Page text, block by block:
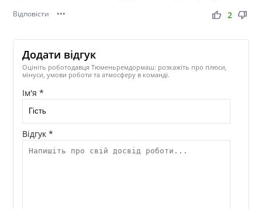
Відповісти ••• thumb_up thumb_down
2
Додати відгук
Оцініть роботодавця Тюменьремдормаш: розкажіть про плюси,
мінуси, умови роботи та атмосферу в команді.
Ім'я *
Відгук *